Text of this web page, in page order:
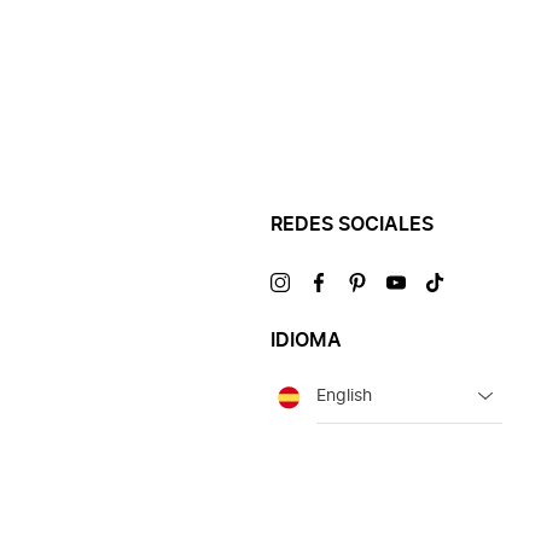
REDES SOCIALES
VisítanosVisítanosVisítanosVisítanosVisítanos
IDIOMA
Idioma